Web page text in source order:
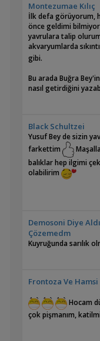
Montezumae Kılıç
İlk defa görüyorum,
önce geldimi
yavrulara talip
akvaryumlarda
gibi.
Bu arada Buğra
nasıl getirdiğini
Black Schultzei
Yusuf Bey de sizin
farkettim
balıklar hep ilgimi
olabilirim
Demosoni Diye
Çözemedm
Kuyruğunda sarılık
Frontoza Ve Hamsi
Hocam
çok pişmanım,